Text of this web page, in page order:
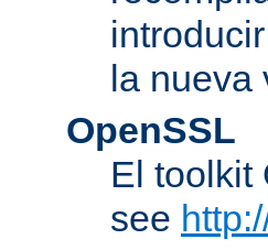
la nueva
OpenSSL
El toolkit
see